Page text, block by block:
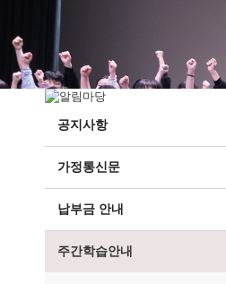
공지사항
가정통신문
납부금 안내
주간학습안내